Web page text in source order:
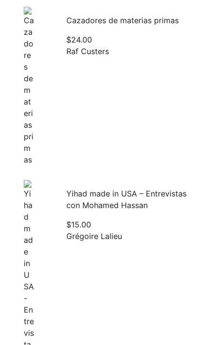
Cazadores de materias primas
$24.00
Raf Custers
Yihad made in USA – Entrevistas
con Mohamed Hassan
$15.00
Grégoire Lalieu